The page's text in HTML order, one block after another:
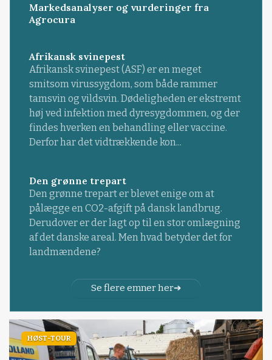
Markedsanalyser og vurderinger fra
Agrocura
Afrikansk svinepest
Afrikansk svinepest (ASF) er en meget
smitsom virussygdom, som både rammer
tamsvin og vildsvin. Dødeligheden er ekstremt
høj ved infektion med dyresygdommen, og der
findes hverken en behandling eller vaccine.
Derfor har det vidtrækkende kon...
Den grønne trepart
Den grønne trepart er blevet enige om at
pålægge en CO2-afgift på dansk landbrug.
Derudover er der lagt op til en stor omlægning
af det danske areal. Men hvad betyder det for
landmændene?
Se flere emner her
HØST-TOUR